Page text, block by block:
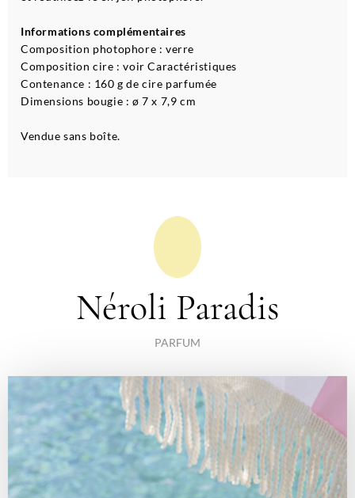
Informations complémentaires
Composition photophore : verre
Composition cire : voir Caractéristiques
Contenance : 160 g de cire parfumée
Dimensions bougie : ø 7 x 7,9 cm
Vendue sans boîte.
Néroli Paradis
PARFUM